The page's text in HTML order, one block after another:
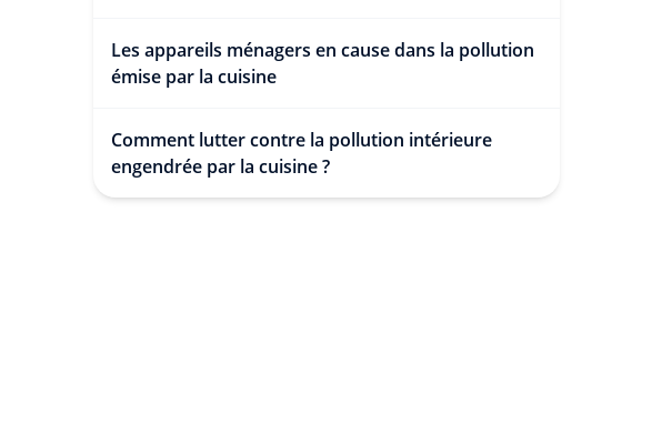
Les appareils ménagers en cause dans la pollution
émise par la cuisine
Comment lutter contre la pollution intérieure
engendrée par la cuisine ?